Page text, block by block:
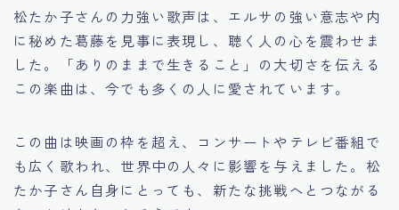
松たか子さんの力強い歌声は、エルサの強い意志や内
に秘めた葛藤を見事に表現し、聴く人の心を震わせま
した。「ありのままで生きること」の大切さを伝える
この楽曲は、今でも多くの人に愛されています。
この曲は映画の枠を超え、コンサートやテレビ番組で
も広く歌われ、世界中の人々に影響を与えました。松
たか子さん自身にとっても、新たな挑戦へとつながる